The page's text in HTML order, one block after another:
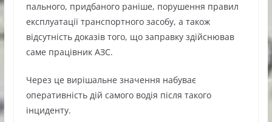
пального, придбаного раніше, порушення правил
експлуатації транспортного засобу, а також
відсутність доказів того, що заправку здійснював
саме працівник АЗС.
Через це вирішальне значення набуває
оперативність дій самого водія після такого
інциденту.